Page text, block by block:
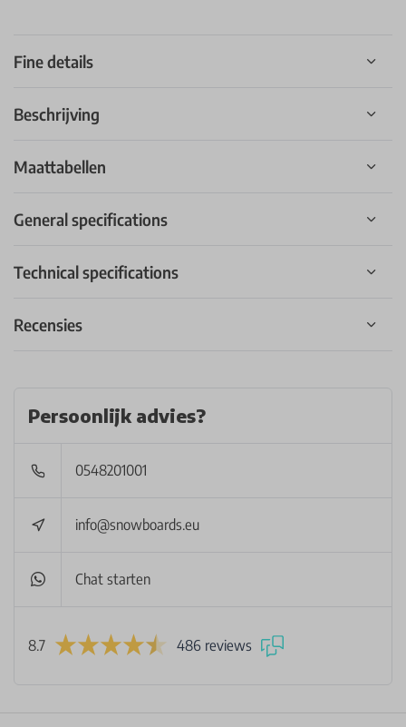
Fine details
Beschrijving
Maattabellen
General specifications
Technical specifications
Recensies
Persoonlijk advies?
0548201001
info@snowboards.eu
Chat starten
8.7 486 reviews